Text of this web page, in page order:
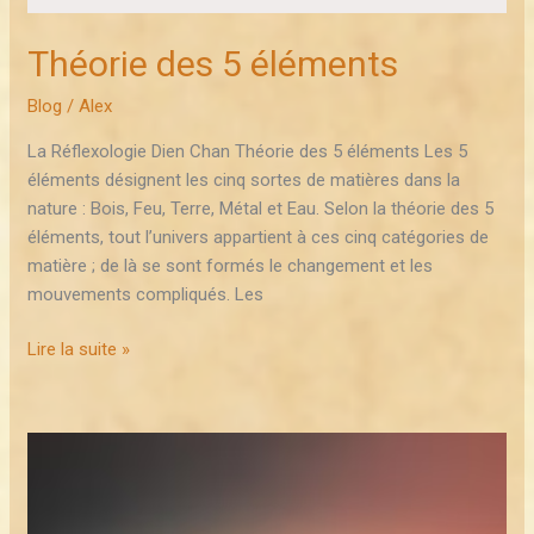
Théorie des 5 éléments
Blog /Alex
La Réflexologie Dien Chan Théorie des 5 éléments Les 5
éléments désignent les cinq sortes de matières dans la
nature : Bois, Feu, Terre, Métal et Eau. Selon la théorie des 5
éléments, tout l’univers appartient à ces cinq catégories de
matière ; de là se sont formés le changement et les
mouvements compliqués. Les
Lire la suite »